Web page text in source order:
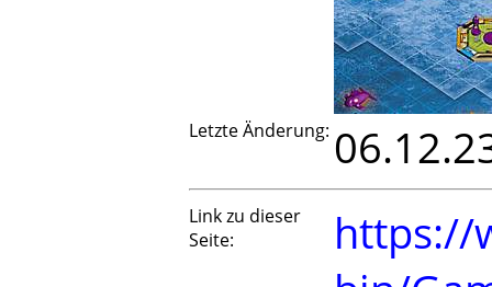
Letzte Änderung:
Link zu dieser
Seite:
https://